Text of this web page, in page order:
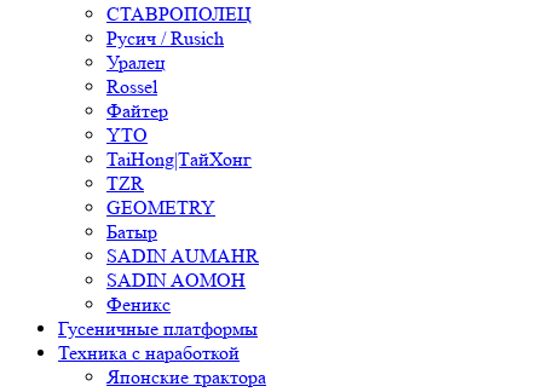
СТАВРОПОЛЕЦ
Русич / Rusich
Уралец
Rossel
Файтер
YTO
TaiHong|ТайХонг
TZR
GEOMETRY
Батыр
SADIN AUMAHR
SADIN AOMOH
Феникс
Гусеничные платформы
Техника с наработкой
Японские трактора